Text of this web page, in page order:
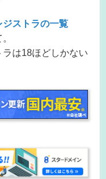
ジストラの一覧
は18ほどしかない